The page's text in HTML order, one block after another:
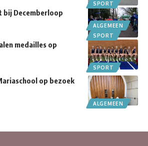
SPORT
ALGEMEEN
SPORT
bij Decemberloop
SPORT
medailles op
ALGEMEEN
op bezoek